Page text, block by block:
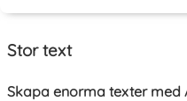
Stor text
Skapa enorma texter med